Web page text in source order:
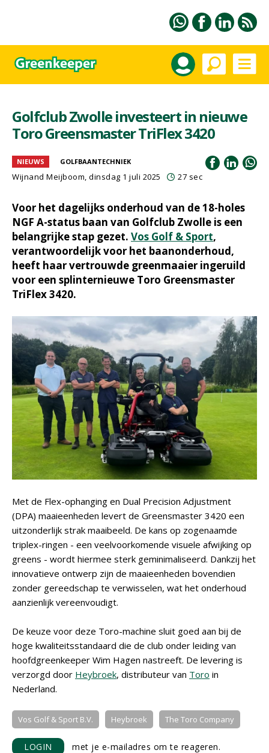
Golfclub Zwolle investeert in nieuwe
Toro Greensmaster TriFlex 3420
NIEUWS GOLFBAANTECHNIEK
Wijnand Meijboom, dinsdag 1 juli 2025 27 sec
Voor het dagelijks onderhoud van de 18-holes
NGF A-status baan van Golfclub Zwolle is een
belangrijke stap gezet. Vos Golf & Sport,
verantwoordelijk voor het baanonderhoud,
heeft haar vertrouwde greenmaaier ingeruild
voor een splinternieuwe Toro Greensmaster
TriFlex 3420.
Met de Flex-ophanging en Dual Precision Adjustment
(DPA) maaieenheden levert de Greensmaster 3420 een
uitzonderlijk strak maaibeeld. De kans op zogenaamde
triplex-ringen - een veelvoorkomende visuele afwijking op
greens - wordt hiermee sterk geminimaliseerd. Dankzij het
innovatieve ontwerp zijn de maaieenheden bovendien
zonder gereedschap te verwisselen, wat het onderhoud
aanzienlijk vereenvoudigt.
De keuze voor deze Toro-machine sluit goed aan bij de
hoge kwaliteitsstandaard die de club onder leiding van
hoofdgreenkeeper Wim Hagen nastreeft. De levering is
verzorgd door Heybroek, distributeur van Toro in
Nederland.
Vos Golf & Sport B.V. Heybroek The Toro Company
LOGIN met je e-mailadres om te reageren.